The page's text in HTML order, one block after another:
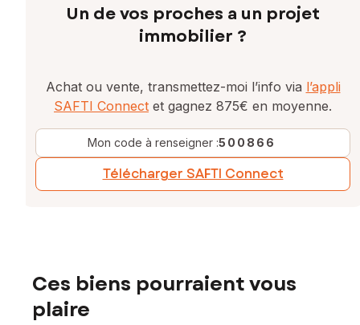
Un de vos proches a un projet
immobilier ?
Achat ou vente, transmettez-moi l’info via l’appli
SAFTI Connect et gagnez 875€ en moyenne.
Mon code à renseigner :500866
Télécharger SAFTI Connect
Ces biens pourraient vous
plaire